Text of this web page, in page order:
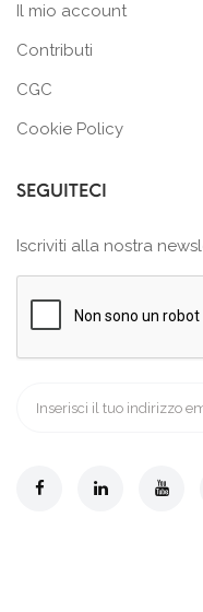
Il mio account
Contributi
CGC
Cookie Policy
SEGUITECI
Iscriviti alla nostra